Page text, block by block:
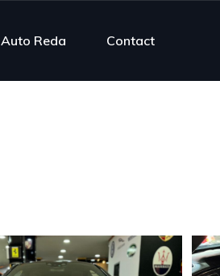
Auto Reda Contact